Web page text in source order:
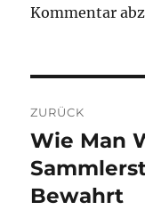
Kommentar
ZURÜCK
Vorheriger
Beitrag:
Wie Man
Bewahrt